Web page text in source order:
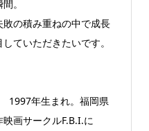
。
の積み重ねの中で成長
ていただきたいです。
1997年生まれ。福岡県
画サークルF.B.I.に